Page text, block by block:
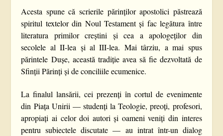
Acesta spune că scrierile părinților apostolici păstrează
spiritul textelor din Noul Testament și fac legătura între
literatura primilor creștini și cea a apologeților din
secolele al II-lea și al III-lea. Mai târziu, a mai spus
părintele Dușe, această tradiție avea să fie dezvoltată de
Sfinții Părinți și de conciliile ecumenice.
La finalul lansării, cei prezenți în cortul de evenimente
din Piața Unirii — studenți la Teologie, preoți, profesori,
apropiați ai celor doi autori și oameni veniți din interes
pentru subiectele discutate — au intrat într-un dialog